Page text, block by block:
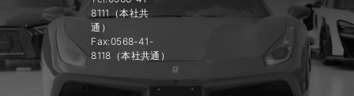
8111（本社共
通）
Fax:0568-41-
8118（本社共通）